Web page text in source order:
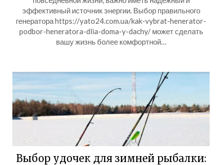
эффективный источник энергии. Выбор правильного
генератора https://yato24.com.ua/kak-vybrat-henerator-
podbor-heneratora-dlia-doma-y-dachy/ может сделать
вашу жизнь более комфортной…
Выбор удочек для зимней рыбалки: